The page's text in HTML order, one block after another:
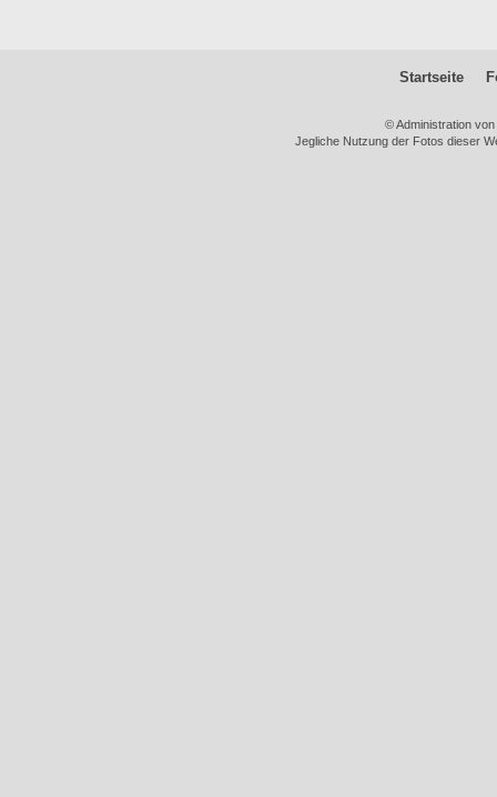
Startseite
© Administration
Jegliche Nutzung der Fotos dieser